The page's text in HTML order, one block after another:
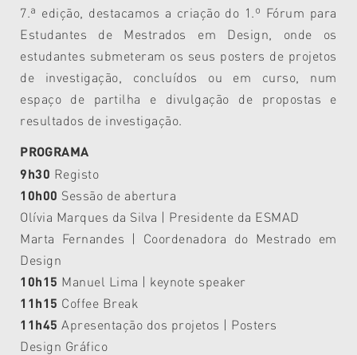
7.ª edição, destacamos a criação do 1.º Fórum para
Estudantes de Mestrados em Design, onde os
estudantes submeteram os seus posters de projetos
de investigação, concluídos ou em curso, num
espaço de partilha e divulgação de propostas e
resultados de investigação.
PROGRAMA
9h30 Registo
10h00 Sessão de abertura
Olívia Marques da Silva | Presidente da ESMAD
Marta Fernandes | Coordenadora do Mestrado em
Design
10h15 Manuel Lima | keynote speaker
11h15 Coffee Break
11h45Apresentação dos projetos | Posters
Design Gráfico